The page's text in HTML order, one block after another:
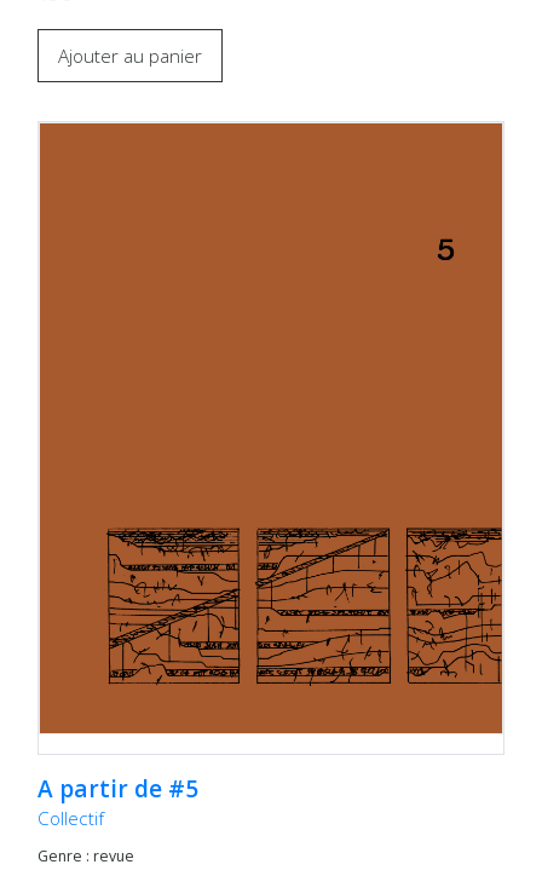
Ajouter au panier
A partir de #5
Collectif
Genre : revue